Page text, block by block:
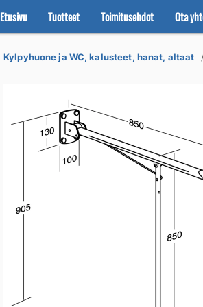
Etusivu Tuotteet Toimitusehdot Ota
Kylpyhuone ja WC, kalusteet, hanat, altaat